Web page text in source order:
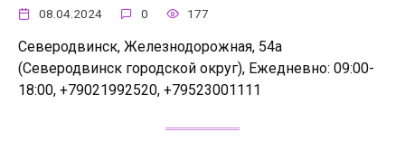
08.04.2024 0 177
Северодвинск, Железнодорожная, 54а
(Северодвинск городской округ), Ежедневно: 09:00-
18:00, +79021992520, +79523001111